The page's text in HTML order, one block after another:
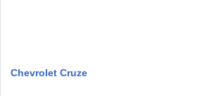
Chevrolet Cruze